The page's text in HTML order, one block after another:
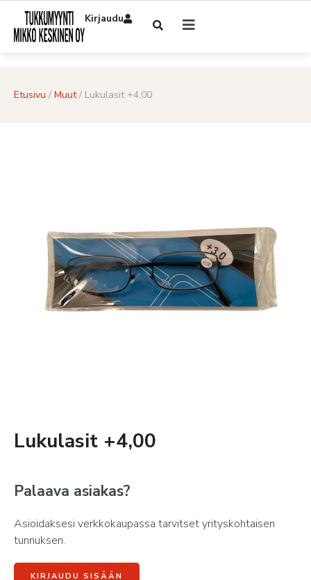
Kirjaudu
Etusivu / Muut/ Lukulasit +4,00
Lukulasit +4,00
Palaava asiakas?
Asioidaksesi verkkokaupassa tarvitset yrityskohtaisen
tunnuksen.
KIRJAUDU SISÄÄN